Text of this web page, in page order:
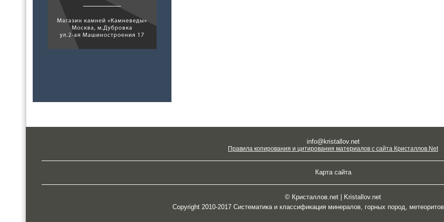
info@kristallov.net
Правила копирования и цитирования материалов с сайта Кристаллов.Net
Карта сайта
© Кристаллов.net | Kristallov.net
Copyright 2010-2017 Систематика и классификация минералов, горных пород,